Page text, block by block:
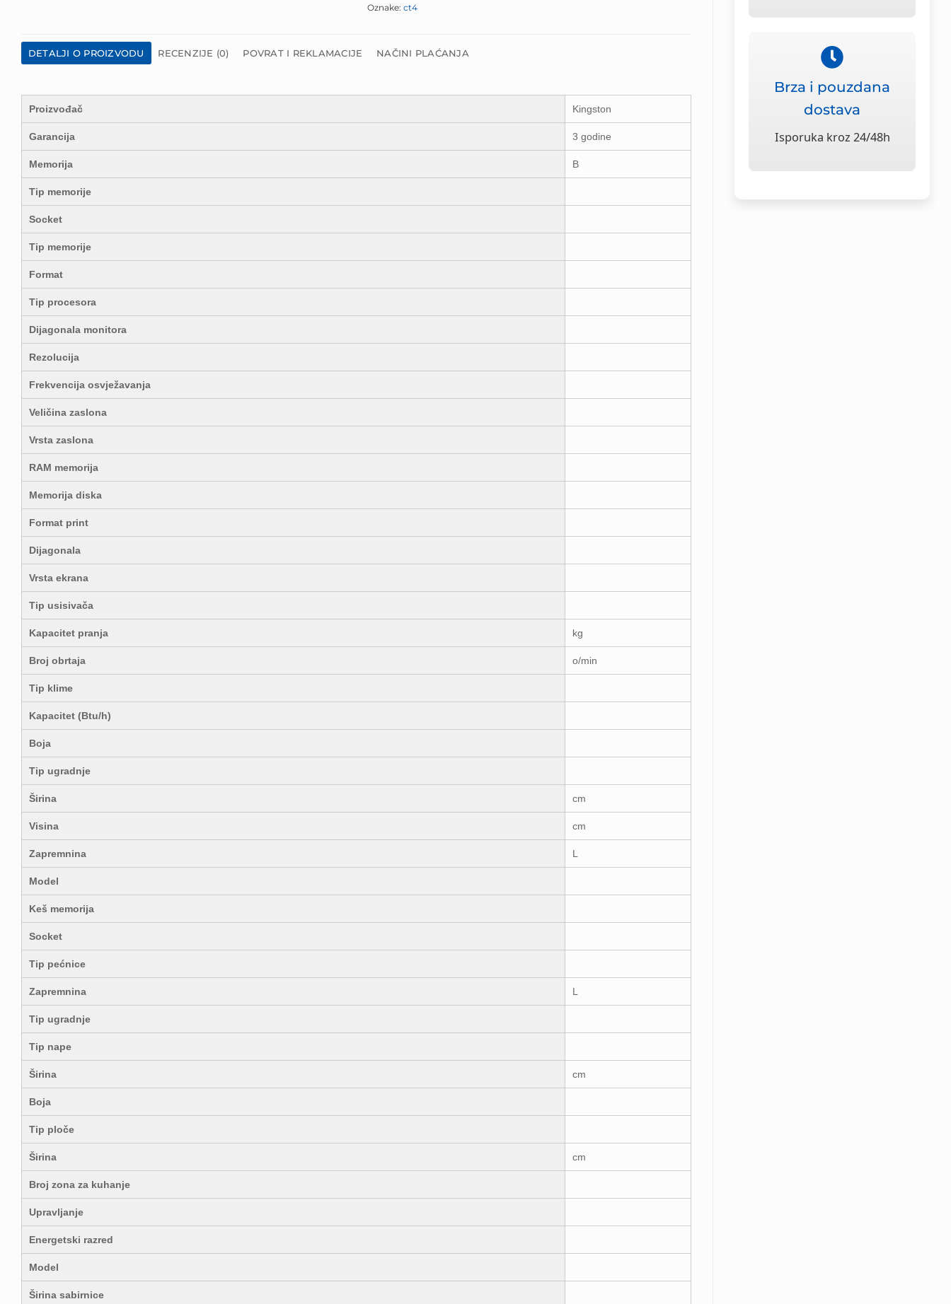
Brza i pouzdana
dostava
Isporuka kroz 24/48h
Oznake: ct4
DETALJI O PROIZVODU RECENZIJE (0) POVRAT I REKLAMACIJE NAČINI PLAĆANJA
Proizvođač Kingston
Garancija 3 godine
Memorija B
Tip memorije
Socket
Tip memorije
Format
Tip procesora
Dijagonala monitora
Rezolucija
Frekvencija osvježavanja
Veličina zaslona
Vrsta zaslona
RAM memorija
Memorija diska
Format print
Dijagonala
Vrsta ekrana
Tip usisivača
Kapacitet pranja kg
Broj obrtaja o/min
Tip klime
Kapacitet (Btu/h)
Boja
Tip ugradnje
Širina cm
Visina cm
Zapremnina L
Model
Keš memorija
Socket
Tip pećnice
Zapremnina L
Tip ugradnje
Tip nape
Širina cm
Boja
Tip ploče
Širina cm
Broj zona za kuhanje
Upravljanje
Energetski razred
Model
Širina sabirnice